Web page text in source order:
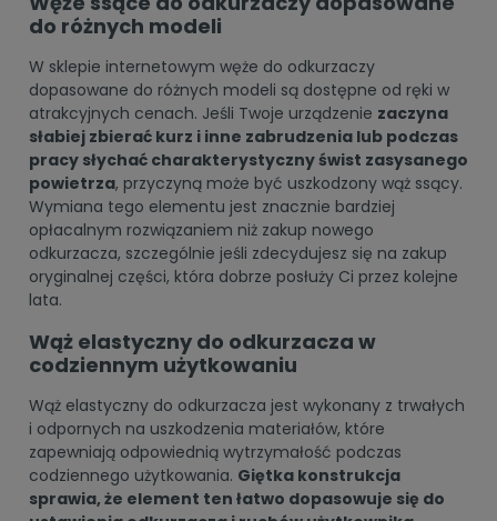
do różnych modeli
W sklepie internetowym węże do odkurzaczy
dopasowane do różnych modeli są dostępne od ręki w
atrakcyjnych cenach. Jeśli Twoje urządzenie zaczyna
słabiej zbierać kurz i inne zabrudzenia lub podczas
pracy słychać charakterystyczny świst zasysanego
powietrza, przyczyną może być uszkodzony wąż ssący.
Wymiana tego elementu jest znacznie bardziej
opłacalnym rozwiązaniem niż zakup nowego
odkurzacza, szczególnie jeśli zdecydujesz się na zakup
oryginalnej części, która dobrze posłuży Ci przez kolejne
lata.
Wąż elastyczny do odkurzacza w
codziennym użytkowaniu
Wąż elastyczny do odkurzacza jest wykonany z trwałych
i odpornych na uszkodzenia materiałów, które
zapewniają odpowiednią wytrzymałość podczas
codziennego użytkowania. Giętka konstrukcja
sprawia, że element ten łatwo dopasowuje się do